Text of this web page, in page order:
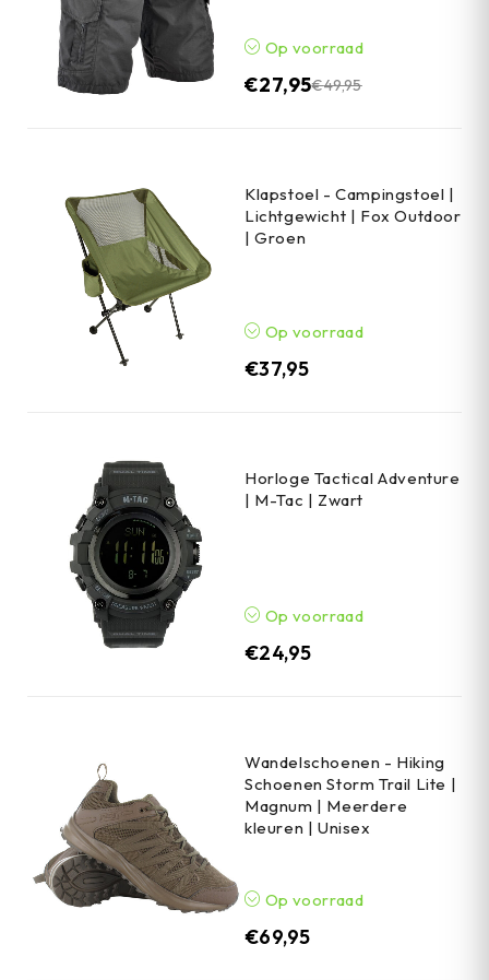
Op voorraad
€49,95
€27,95
Klapstoel - Campingstoel |
Lichtgewicht | Fox Outdoor
| Groen
Op voorraad
€37,95
Horloge Tactical Adventure
| M-Tac | Zwart
Op voorraad
€24,95
Wandelschoenen - Hiking
Schoenen Storm Trail Lite |
Magnum | Meerdere
kleuren | Unisex
Op voorraad
€69,95